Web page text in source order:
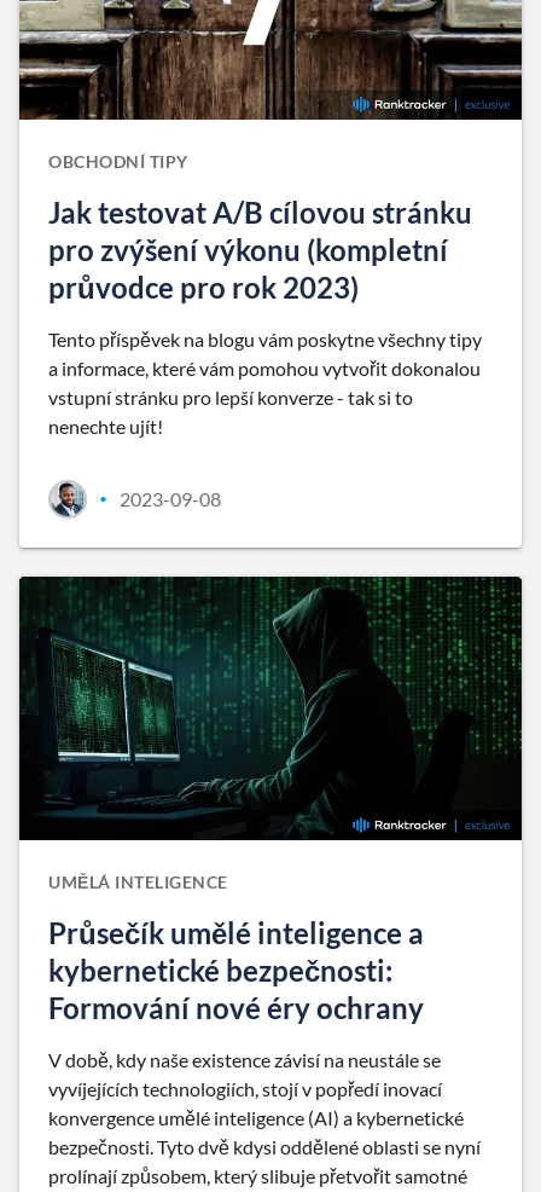
OBCHODNÍ TIPY
Jak testovat A/B cílovou stránku
pro zvýšení výkonu (kompletní
průvodce pro rok 2023)
Tento příspěvek na blogu vám poskytne všechny tipy
a informace, které vám pomohou vytvořit dokonalou
vstupní stránku pro lepší konverze - tak si to
nenechte ujít!
• 2023-09-08
UMĚLÁ INTELIGENCE
Průsečík umělé inteligence a
kybernetické bezpečnosti:
Formování nové éry ochrany
V době, kdy naše existence závisí na neustále se
vyvíjejících technologiích, stojí v popředí inovací
konvergence umělé inteligence (AI) a kybernetické
bezpečnosti. Tyto dvě kdysi oddělené oblasti se nyní
prolínají způsobem, který slibuje přetvořit samotné